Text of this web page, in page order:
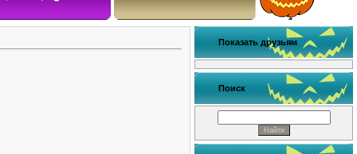
Показать друзьям
Поиск